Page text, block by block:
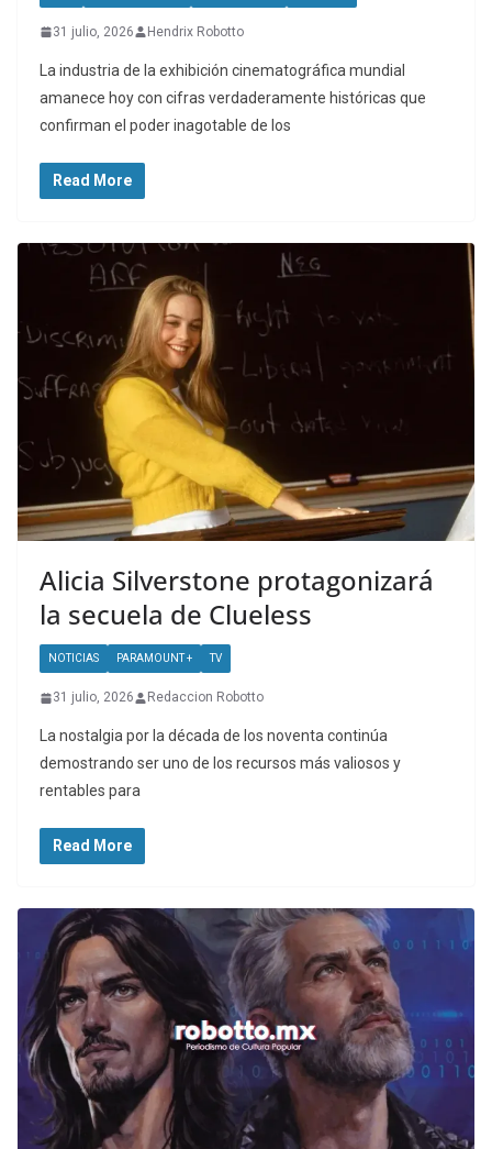
31 julio, 2026 Hendrix Robotto
La industria de la exhibición cinematográfica mundial
amanece hoy con cifras verdaderamente históricas que
confirman el poder inagotable de los
Read More
Alicia Silverstone protagonizará
la secuela de Clueless
NOTICIAS PARAMOUNT + TV
31 julio, 2026 Redaccion Robotto
La nostalgia por la década de los noventa continúa
demostrando ser uno de los recursos más valiosos y
rentables para
Read More